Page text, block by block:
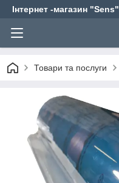
Інтернет -магазин "Sens"
Товари та послуги